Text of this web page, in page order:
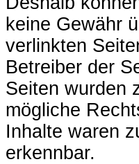
keine Gewähr
verlinkten
Betreiber der
Seiten wurden
mögliche
Inhalte waren
erkennbar.